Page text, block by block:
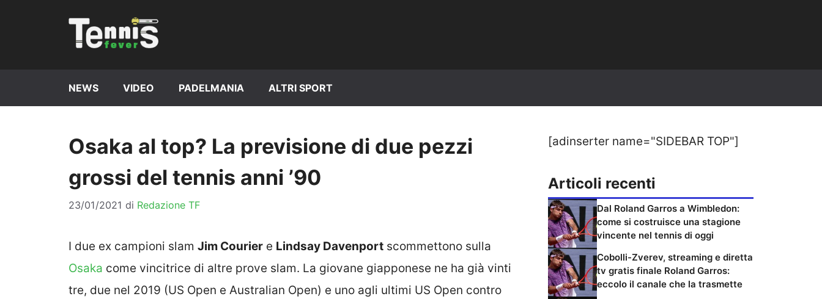
NEWS VIDEO PADELMANIA ALTRI SPORT
Osaka al top? La previsione di due pezzi
grossi del tennis anni ’90
23/01/2021 di Redazione TF
I due ex campioni slam Jim Courier e Lindsay Davenport scommettono sulla
Osaka come vincitrice di altre prove slam. La giovane giapponese ne ha già vinti
tre, due nel 2019 (US Open e Australian Open) e uno agli ultimi US Open contro
[adinserter name="SIDEBAR TOP"]
Articoli recenti
Dal Roland Garros a Wimbledon:
come si costruisce una stagione
vincente nel tennis di oggi
Cobolli-Zverev, streaming e diretta
tv gratis finale Roland Garros:
eccolo il canale che la trasmette